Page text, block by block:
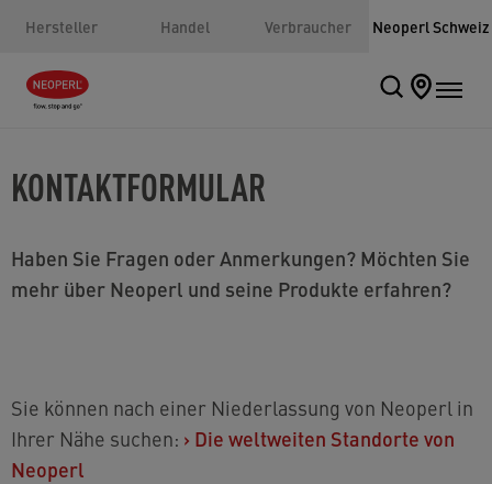
Hersteller Handel Verbraucher Neoperl Schweiz
KONTAKTFORMULAR
Haben Sie Fragen oder Anmerkungen? Möchten Sie
mehr über Neoperl und seine Produkte erfahren?
Sie können nach einer Niederlassung von Neoperl in
Ihrer Nähe suchen: › Die weltweiten Standorte von
Neoperl